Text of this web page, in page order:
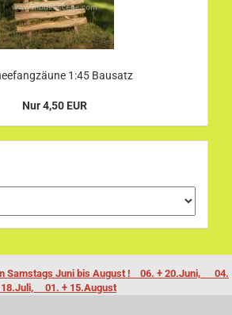
1:45 Bausatz
Nur 4,50 EUR
Samstags Juni bis August ! 06. + 20.Juni, 04.
18.Juli, 01. + 15.August